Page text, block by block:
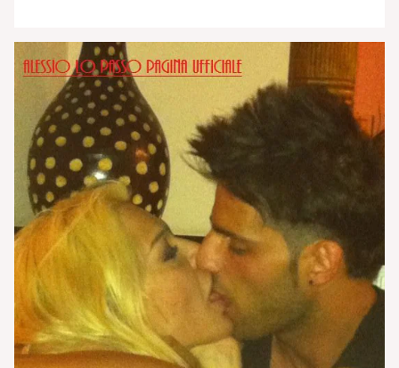
Blanck. Ho inviato anche delle foto per supportare
la somiglianza! Un bacio a voi e a tutte le blogghine,
Kicca ciao isa e kia [']